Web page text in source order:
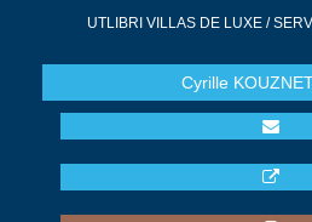
UTLIBRI VILLAS DE LUXE /
Cyrille